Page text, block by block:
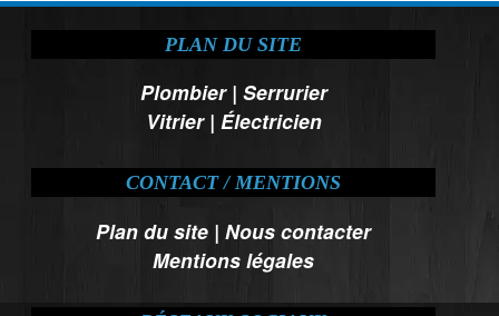
PLAN DU SITE
Plombier| Serrurier
Vitrier| Électricien
CONTACT / MENTIONS
Plan du site |Nous contacter
Mentions légales